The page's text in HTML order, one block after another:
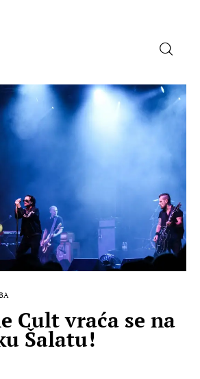
GLAZBA
Cult vraća se na
Šalatu!